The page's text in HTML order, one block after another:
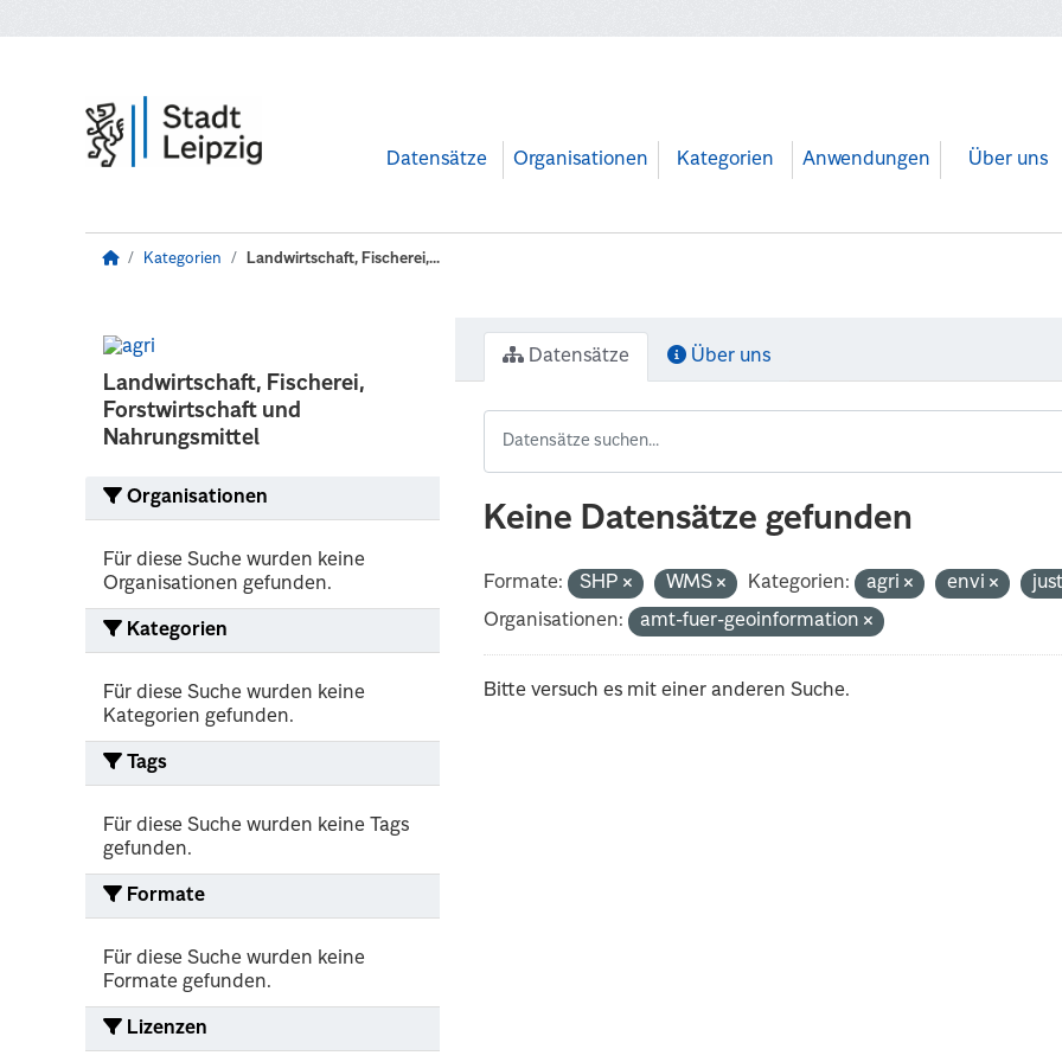
Datensätze Organisationen Kategorien Anwendungen Über uns
Kategorien Landwirtschaft, Fischerei,...
Landwirtschaft, Fischerei,
Forstwirtschaft und
Nahrungsmittel
Organisationen
Für diese Suche wurden keine
Organisationen gefunden.
Kategorien
Für diese Suche wurden keine
Kategorien gefunden.
Tags
Für diese Suche wurden keine Tags
gefunden.
Formate
Für diese Suche wurden keine
Formate gefunden.
Lizenzen
Datensätze Über uns
Keine Datensätze gefunden
Formate: SHP WMS Kategorien: agri envi
Organisationen:
amt-fuer-geoinformation
Bitte versuch es mit einer anderen Suche.